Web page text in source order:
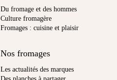
Du fromage et des hommes
Culture fromagère
Fromages : cuisine et plaisir
Nos fromages
Les actualités des marques